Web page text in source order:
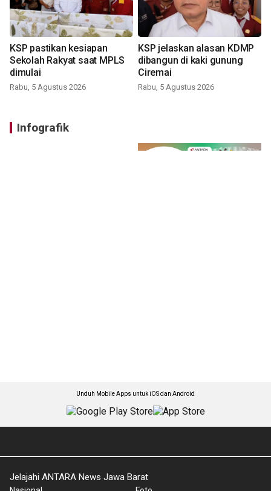
KSP pastikan kesiapan
Sekolah Rakyat saat MPLS
dimulai
Rabu, 5 Agustus 2026
KSP jelaskan alasan KDMP
dibangun di kaki gunung
Ciremai
Rabu, 5 Agustus 2026
Infografik
Unduh Mobile Apps untuk iOS dan Android
Jelajahi ANTARA News Jawa Barat